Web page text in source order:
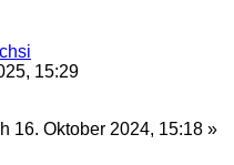
15:29
16. Oktober 2024, 15:18 »